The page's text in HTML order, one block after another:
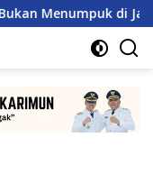
di Jakarta